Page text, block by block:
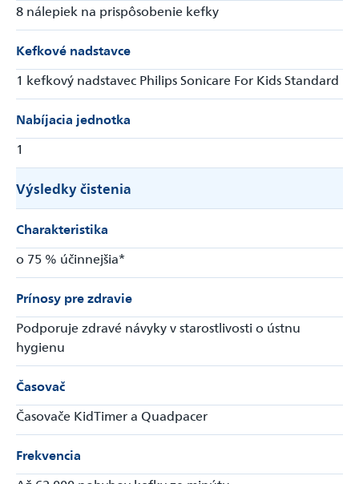
8 nálepiek na prispôsobenie kefky
Kefkové nadstavce
1 kefkový nadstavec Philips Sonicare For Kids Standard
Nabíjacia jednotka
1
Výsledky čistenia
Charakteristika
o 75 % účinnejšia*
Prínosy pre zdravie
Podporuje zdravé návyky v starostlivosti o ústnu
hygienu
Časovač
Časovače KidTimer a Quadpacer
Frekvencia